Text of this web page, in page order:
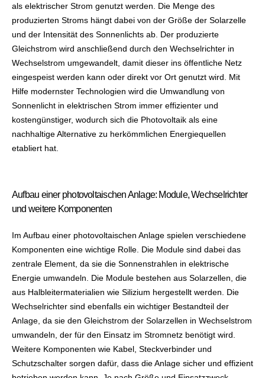
als elektrischer Strom genutzt werden. Die Menge des
produzierten Stroms hängt dabei von der Größe der Solarzelle
und der Intensität des Sonnenlichts ab. Der produzierte
Gleichstrom wird anschließend durch den Wechselrichter in
Wechselstrom umgewandelt, damit dieser ins öffentliche Netz
eingespeist werden kann oder direkt vor Ort genutzt wird. Mit
Hilfe modernster Technologien wird die Umwandlung von
Sonnenlicht in elektrischen Strom immer effizienter und
kostengünstiger, wodurch sich die Photovoltaik als eine
nachhaltige Alternative zu herkömmlichen Energiequellen
etabliert hat.
Aufbau einer photovoltaischen Anlage: Module, Wechselrichter
und weitere Komponenten
Im Aufbau einer photovoltaischen Anlage spielen verschiedene
Komponenten eine wichtige Rolle. Die Module sind dabei das
zentrale Element, da sie die Sonnenstrahlen in elektrische
Energie umwandeln. Die Module bestehen aus Solarzellen, die
aus Halbleitermaterialien wie Silizium hergestellt werden. Die
Wechselrichter sind ebenfalls ein wichtiger Bestandteil der
Anlage, da sie den Gleichstrom der Solarzellen in Wechselstrom
umwandeln, der für den Einsatz im Stromnetz benötigt wird.
Weitere Komponenten wie Kabel, Steckverbinder und
Schutzschalter sorgen dafür, dass die Anlage sicher und effizient